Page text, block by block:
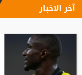
آخر الاخبار